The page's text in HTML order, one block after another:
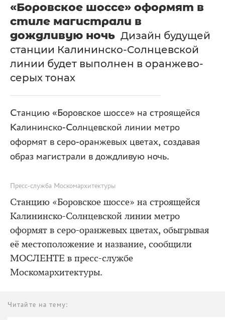
«Боровское шоссе» оформят в
стиле магистрали в
дождливую ночь Дизайн будущей
станции Калининско-Солнцевской
линии будет выполнен в оранжево-
серых тонах
Станцию «Боровское шоссе» на строящейся
Калининско-Солнцевской линии метро
оформят в серо-оранжевых цветах, создавая
образ магистрали в дождливую ночь.
Пресс-служба Москомархитектуры
Станцию «Боровское шоссе» на строящейся
Калининско-Солнцевской линии метро
оформят в серо-оранжевых цветах, обыгрывая
её местоположение и название, сообщили
МОСЛЕНТЕ в пресс-службе
Москомархитектуры.
Читайте на тему: